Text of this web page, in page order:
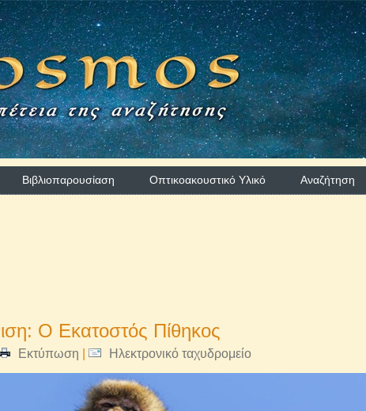
Βιβλιοπαρουσίαση Οπτικοακουστικό Υλικό Αναζήτηση
Ο Εκατοστός Πίθηκος
Εκτύπωση Ηλεκτρονικό ταχυδρομείο